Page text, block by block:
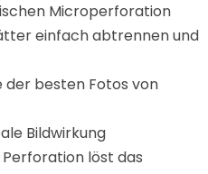
Microperforation
einfach abtrennen und
der besten Fotos von
Bildwirkung
löst das